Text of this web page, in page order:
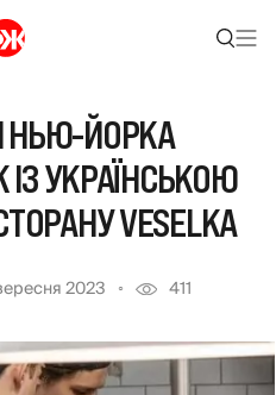
НЬЮ-ЙОРКА
ІЗ УКРАЇНСЬКОЮ
VESELKA
2023 411